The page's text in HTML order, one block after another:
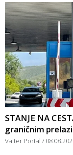
STANJE NA
graničnim
Valter Portal